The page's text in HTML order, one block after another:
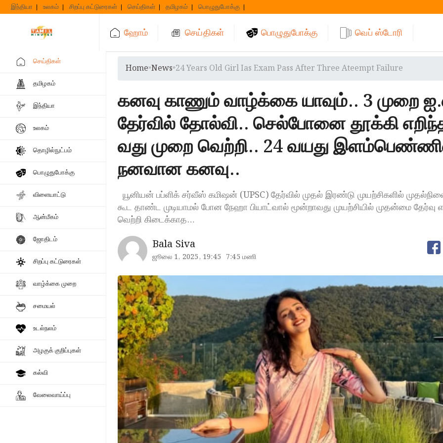
Skip
to
இந்தியா உலகம் சிறப்பு கட்டுரைகள் செய்திகள் தமிழகம் பொழுதுபோக்கு
ஹோம் செய்திகள் பொழுதுபோக்கு வெப் ஸ்டோரி
செய்திகள்
தமிழகம்
இந்தியா
உலகம்
தொழில்நுட்பம்
பொழுதுபோக்கு
விளையாட்டு
ஆன்மீகம்
ஜோதிடம்
சிறப்பு கட்டுரைகள்
வாழ்க்கை முறை
சமையல்
உடல்நலம்
அழகுக் குறிப்புகள்
கல்வி
வேலைவாய்ப்பு
Home»News»24 Years Old Girl Ias Exam Pass After Three Ateempt Failure
கனவு காணும் வாழ்க்கை யாவும்.. 3 முறை
தேர்வில் தோல்வி.. செல்போனை தூக்கி
வது முறை வெற்றி.. 24 வயது
நனவான கனவு..
யூனியன் பப்ளிக் சர்வீஸ் கமிஷன் (UPSC) தேர்வில் முதல் இரண்டு முயற்சிகளில்
கூட தாண்ட முடியாமல் போன நேஹா பியாட்வால் மூன்றாவது முயற்சியில் முதன்மை தேர்வு
வெற்றி கிடைக்காத…
Bala Siva
ஜூலை 1, 2025, 19:45 7:45 மணி